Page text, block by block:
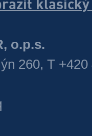
o.p.s.
260, T +420